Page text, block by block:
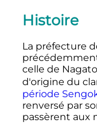
Histoire
La préfecture
celle de
d'origine du
période
renversé par
passèrent aux